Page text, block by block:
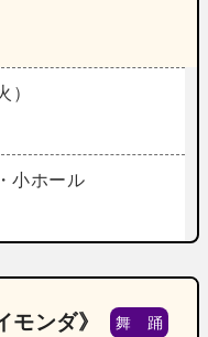
）
小ホール
ンダ》 舞 踊